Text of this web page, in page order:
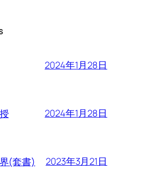
2024年1月28日
2024年1月28日
(套書) 2023年3月21日